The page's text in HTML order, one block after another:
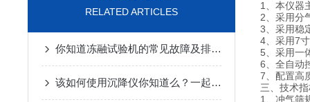
RELATED ARTICLES
你知道冻融试验机的常见故障及排除方法么
该如何使用沉降仪你知道么？一起来看看吧
1、本仪器
2、采用分
3、采用稳
4、采用7
5、采用一
6、全自动
7、配置高
三、技术
1、冲气筛